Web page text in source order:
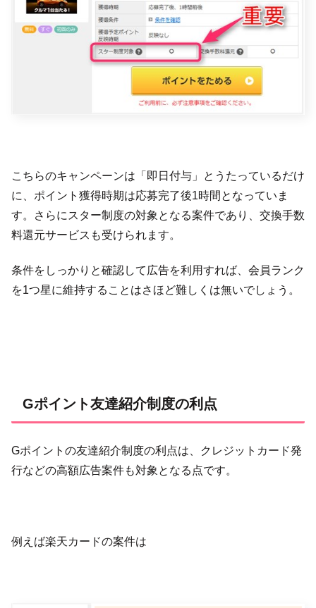
こちらのキャンペーンは「即日付与」とうたっているだけ
に、ポイント獲得時期は応募完了後1時間となっていま
す。さらにスター制度の対象となる案件であり、交換手数
料還元サービスも受けられます。
条件をしっかりと確認して広告を利用すれば、会員ランク
を1つ星に維持することはさほど難しくは無いでしょう。
Gポイント友達紹介制度の利点
Gポイントの友達紹介制度の利点は、クレジットカード発
行などの高額広告案件も対象となる点です。
例えば楽天カードの案件は